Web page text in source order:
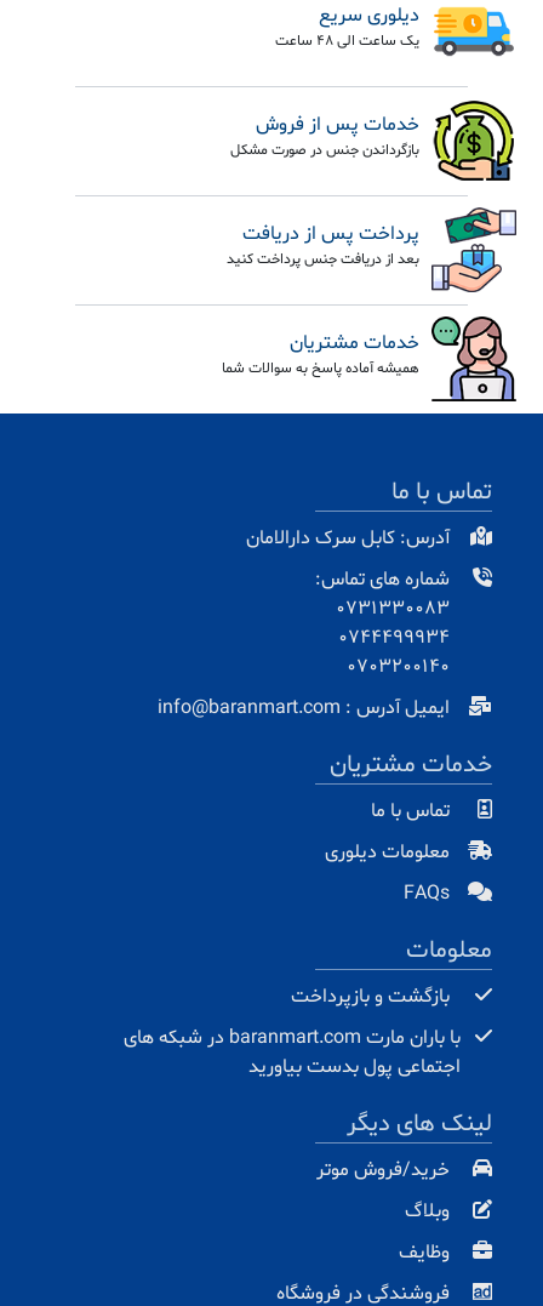
دیلوری سریع
یک ساعت الی 48 ساعت
خدمات پس از فروش
بازگرداندن جنس در صورت مشکل
پرداخت پس از دریافت
بعد از دریافت جنس پرداخت کنید
خدمات مشتریان
همیشه آماده پاسخ به سوالات شما
تماس با ما
آدرس: کابل سرک دارالامان
شماره های تماس:
0731330083
0744499934
0703200140
ایمیل آدرس : info@baranmart.com
خدمات مشتریان
تماس با ما
معلومات دیلوری
FAQs
معلومات
بازگشت و بازپرداخت
با باران مارت baranmart.com در شبکه های
اجتماعی پول بدست بیاورید
لینک های دیگر
خرید/فروش موتر
وبلاگ
وظایف
فروشندگی در فروشگاه